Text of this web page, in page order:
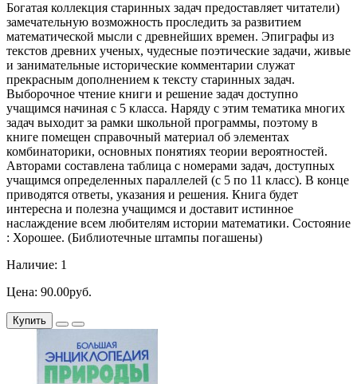
Богатая коллекция старинных задач предоставляет читатели)
замечательную возможность проследить за развитием
математической мысли с древнейших времен. Эпиграфы из
текстов древних ученых, чудесные поэтические задачи, живые
и занимательные исторические комментарии служат
прекрасным дополнением к тексту старинных задач.
Выборочное чтение книги и решение задач доступно
учащимся начиная с 5 класса. Наряду с этим тематика многих
задач выходит за рамки школьной программы, поэтому в
книге помещен справочный материал об элементах
комбинаторики, основных понятиях теории вероятностей.
Авторами составлена таблица с номерами задач, доступных
учащимся определенных параллелей (с 5 по 11 класс). В конце
приводятся ответы, указания и решения. Книга будет
интересна и полезна учащимся и доставит истинное
наслаждение всем любителям истории математики. Состояние
: Хорошее. (Библиотечные штампы погашены)
Наличие: 1
Цена: 90.00руб.
Купить